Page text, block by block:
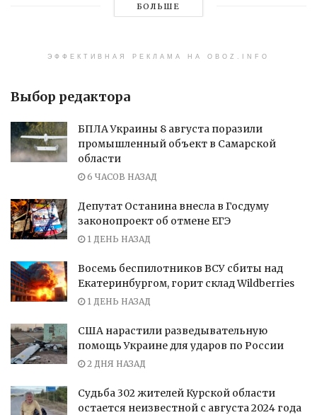
БОЛЬШЕ
ЭФФЕКТИВНАЯ РЕКЛАМА НА OBOZ.INFO
Выбор редактора
БПЛА Украины 8 августа поразили
промышленный объект в Самарской
области
6 ЧАСОВ НАЗАД
Депутат Останина внесла в Госдуму
законопроект об отмене ЕГЭ
1 ДЕНЬ НАЗАД
Восемь беспилотников ВСУ сбиты над
Екатеринбургом, горит склад Wildberries
1 ДЕНЬ НАЗАД
США нарастили разведывательную
помощь Украине для ударов по России
2 ДНЯ НАЗАД
Судьба 302 жителей Курской области
остается неизвестной с августа 2024 года